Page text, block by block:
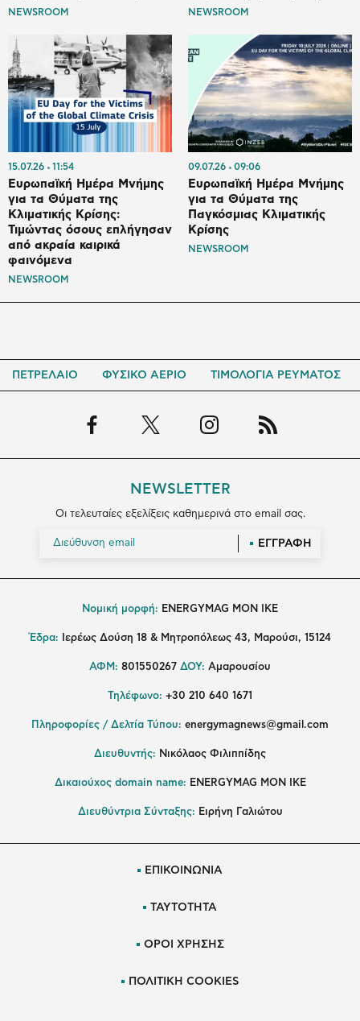
NEWSROOM NEWSROOM
15.07.26 11:54
Ευρωπαϊκή Ημέρα Μνήμης
για τα Θύματα της
Κλιματικής Κρίσης:
Τιμώντας όσους επλήγησαν
από ακραία καιρικά
φαινόμενα
NEWSROOM
09.07.26 09:06
Ευρωπαϊκή Ημέρα Μνήμης
για τα Θύματα της
Παγκόσμιας Κλιματικής
Κρίσης
NEWSROOM
ΠΕΤΡΕΛΑΙΟ ΦΥΣΙΚΟ ΑΕΡΙΟ ΤΙΜΟΛΟΓΙΑ ΡΕΥΜΑΤΟΣ
NEWSLETTER
Οι τελευταίες εξελίξεις καθημερινά στο email σας.
ΕΓΓΡΑΦΗ
Νομική μορφή: ENERGYMAG MON IKE
Έδρα: Ιερέως Δούση 18 & Μητροπόλεως 43, Μαρούσι, 15124
ΑΦΜ: 801550267 ΔΟΥ: Αμαρουσίου
Τηλέφωνο: +30 210 640 1671
Πληροφορίες / Δελτία Τύπου: energymagnews@gmail.com
Διευθυντής: Νικόλαος Φιλιππίδης
Δικαιούχος domain name: ENERGYMAG ΜΟΝ ΙΚΕ
Διευθύντρια Σύνταξης: Ειρήνη Γαλιώτου
ΕΠΙΚΟΙΝΩΝΙΑ
ΤΑΥΤΟΤΗΤΑ
ΟΡΟΙ ΧΡΗΣΗΣ
ΠΟΛΙΤΙΚΗ COOKIES